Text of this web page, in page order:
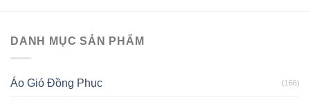
DANH MỤC SẢN PHẨM
Áo Gió Đồng Phục (166)